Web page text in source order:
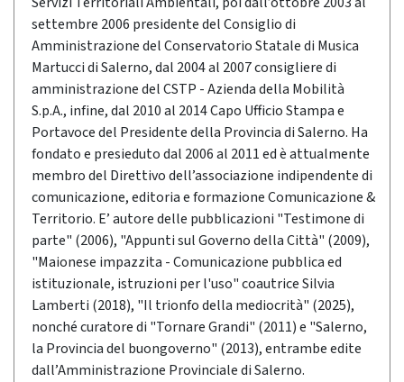
settembre 2006 presidente del Consiglio di
Amministrazione del Conservatorio Statale di Musica
Martucci di Salerno, dal 2004 al 2007 consigliere di
amministrazione del CSTP - Azienda della Mobilità
S.p.A., infine, dal 2010 al 2014 Capo Ufficio Stampa e
Portavoce del Presidente della Provincia di Salerno. Ha
fondato e presieduto dal 2006 al 2011 ed è attualmente
membro del Direttivo dell’associazione indipendente di
comunicazione, editoria e formazione Comunicazione &
Territorio. E’ autore delle pubblicazioni "Testimone di
parte" (2006), "Appunti sul Governo della Città" (2009),
"Maionese impazzita - Comunicazione pubblica ed
istituzionale, istruzioni per l'uso" coautrice Silvia
Lamberti (2018), "Il trionfo della mediocrità" (2025),
nonché curatore di "Tornare Grandi" (2011) e "Salerno,
la Provincia del buongoverno" (2013), entrambe edite
dall’Amministrazione Provinciale di Salerno.